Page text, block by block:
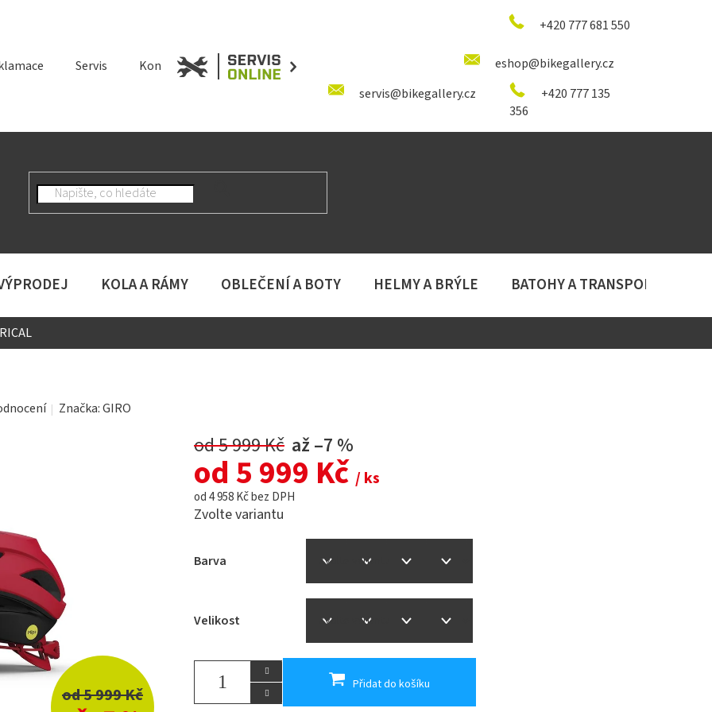
+420 777 681 550
eshop@bikegallery.cz
+420 777 135
356
servis@bikegallery.cz
Servis Kontakt
KOLA A RÁMY OBLEČENÍ A BOTY HELMY A BRÝLE BATOHY A TRANSPORT
Značka:GIRO
od 5 999 Kč
od 5 999 Kč až –7 %
od5 999 Kč / ks
od4 958 Kčbez DPH
Zvolte variantu
Barva
Velikost
Přidat do košíku